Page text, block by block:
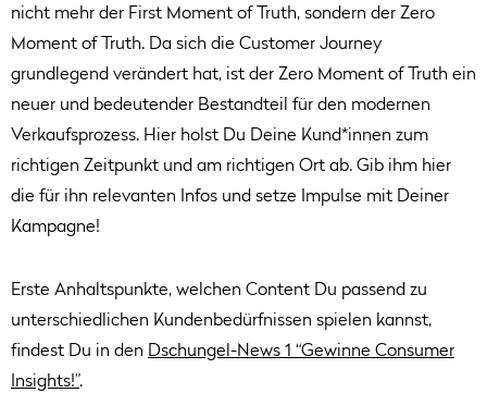
nicht mehr der First Moment of Truth, sondern der Zero
Moment of Truth. Da sich die Customer Journey
grundlegend verändert hat, ist der Zero Moment of Truth ein
neuer und bedeutender Bestandteil für den modernen
Verkaufsprozess. Hier holst Du Deine Kund*innen zum
richtigen Zeitpunkt und am richtigen Ort ab. Gib ihm hier
die für ihn relevanten Infos und setze Impulse mit Deiner
Kampagne!
Erste Anhaltspunkte, welchen Content Du passend zu
unterschiedlichen Kundenbedürfnissen spielen kannst,
findest Du in den Dschungel-News 1 “Gewinne Consumer
Insights!”.